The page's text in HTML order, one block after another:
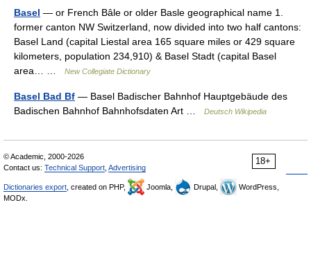
Basel — or French Bâle or older Basle geographical name 1.
former canton NW Switzerland, now divided into two half cantons:
Basel Land (capital Liestal area 165 square miles or 429 square
kilometers, population 234,910) & Basel Stadt (capital Basel
area… …
New Collegiate Dictionary
Basel Bad Bf — Basel Badischer Bahnhof Hauptgebäude des
Badischen Bahnhof Bahnhofsdaten Art …
Deutsch Wikipedia
18+
© Academic, 2000-2026
Contact us: Technical Support Advertising
Dictionaries export , created on PHP, Joomla, Drupal,
WordPress,
MODx.